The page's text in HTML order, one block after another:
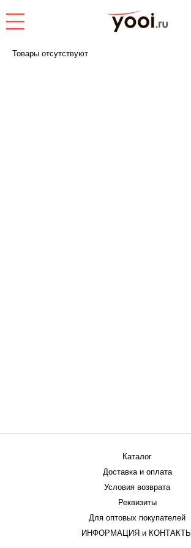
Товары отсутствуют
Каталог
Доставка и оплата
Условия возврата
Реквизиты
Для оптовых покупателей
ИНФОРМАЦИЯ и КОНТАКТЫ